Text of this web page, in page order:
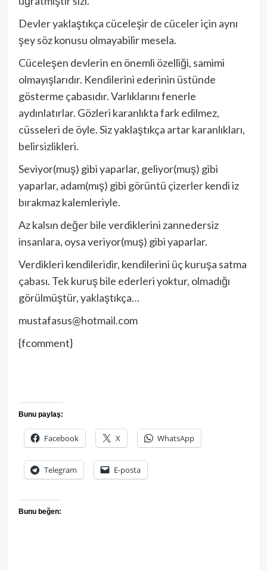
Devler yaklaştıkça cüceleşir de cüceler için aynı
şey söz konusu olmayabilir mesela.
Cüceleşen devlerin en önemli özelliği, samimi
olmayışlarıdır. Kendilerini ederinin üstünde
gösterme çabasıdır. Varlıklarını fenerle
aydınlatırlar. Gözleri karanlıkta fark edilmez,
cüsseleri de öyle. Siz yaklaştıkça artar karanlıkları,
belirsizlikleri.
Seviyor(muş) gibi yaparlar, geliyor(muş) gibi
yaparlar, adam(mış) gibi görüntü çizerler kendi iz
bırakmaz kalemleriyle.
Az kalsın değer bile verdiklerini zannedersiz
insanlara, oysa veriyor(muş) gibi yaparlar.
Verdikleri kendileridir, kendilerini üç kuruşa satma
çabası. Tek kuruş bile ederleri yoktur, olmadığı
görülmüştür, yaklaştıkça…
mustafasus@hotmail.com
{fcomment}
Bunu paylaş:
Facebook X WhatsApp
Telegram E-posta
Bunu beğen: